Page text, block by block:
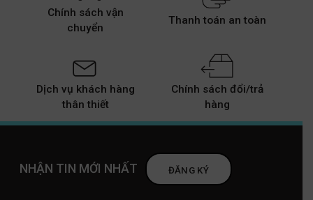
Chính sách vận
chuyển
Thanh toán an toàn
Dịch vụ khách hàng
thân thiết
Chính sách đổi/trả
hàng
NHẬN TIN MỚI NHẤT ĐĂNG KÝ